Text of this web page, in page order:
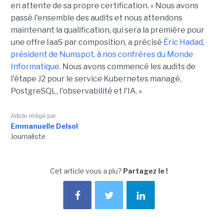
en attente de sa propre certification. « Nous avons
passé l'ensemble des audits et nous attendons
maintenant la qualification, qui sera la première pour
une offre IaaS par composition, a précisé Éric Hadad,
président de Numspot, à nos confrères du Monde
Informatique. Nous avons commencé les audits de
l'étape J2 pour le service Kubernetes managé,
PostgreSQL, l'observabilité et l'IA. »
Article rédigé par
Emmanuelle Delsol
Journaliste
Cet article vous a plu? Partagez le !